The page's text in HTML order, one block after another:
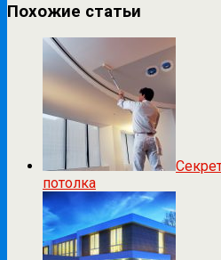
Похожие статьи
потолка